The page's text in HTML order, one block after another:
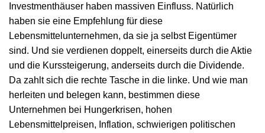
Investmenthäuser haben massiven Einfluss. Natürlich
haben sie eine Empfehlung für diese
Lebensmittelunternehmen, da sie ja selbst Eigentümer
sind. Und sie verdienen doppelt, einerseits durch die Aktie
und die Kurssteigerung, anderseits durch die Dividende.
Da zahlt sich die rechte Tasche in die linke. Und wie man
herleiten und belegen kann, bestimmen diese
Unternehmen bei Hungerkrisen, hohen
Lebensmittelpreisen, Inflation, schwierigen politischen